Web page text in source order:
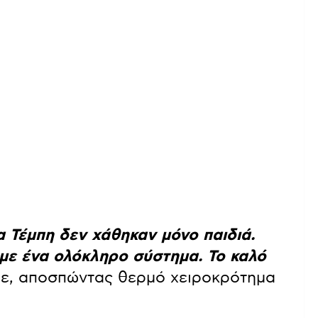
δεν χάθηκαν μόνο παιδιά.
ένα ολόκληρο σύστημα. Το καλό
αποσπώντας θερμό χειροκρότημα